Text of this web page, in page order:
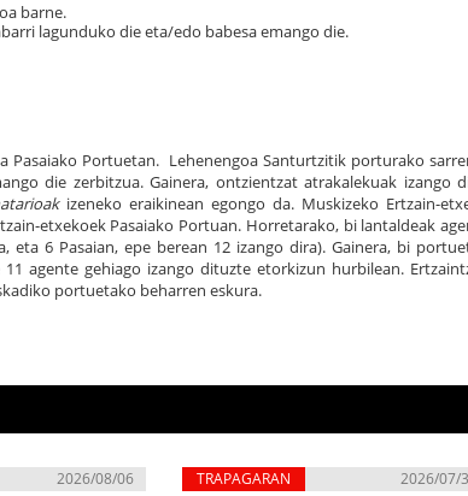
barne.
lagunduko die eta/edo babesa emango die.
Pasaiako Portuetan. Lehenengoa Santurtzitik porturako
die zerbitzua. Gainera, ontzientzat atrakalekuak izango
izeneko eraikinean egongo da. Muskizeko Ertzain-
etxekoek Pasaiako Portuan. Horretarako, bi lantaldeak
6 Pasaian, epe berean 12 izango dira). Gainera, bi
agente gehiago izango dituzte etorkizun hurbilean.
portuetako beharren eskura.
2026/08/06 TRAPAGARAN 2026/07/